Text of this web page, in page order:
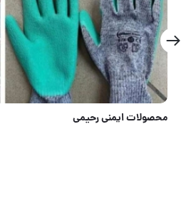
دستکش لاستیکی صنعت کار